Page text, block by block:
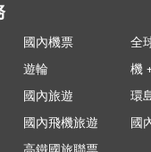
國內機票
全
遊輪
機
國內旅遊
環
國內飛機旅遊
國